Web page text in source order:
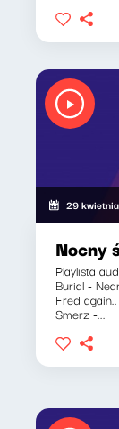
29
Nocny
Playlista
Burial -
Fred
Smerz -...